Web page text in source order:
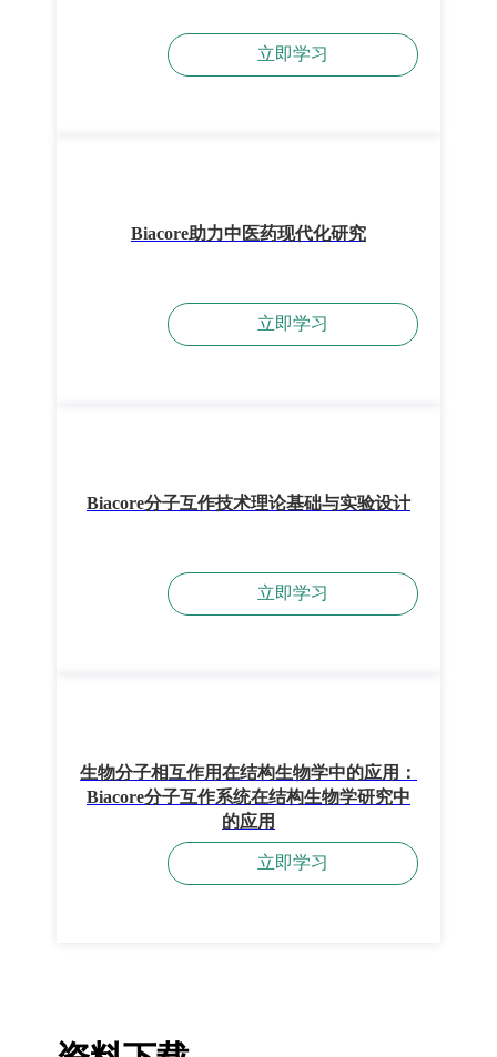
立即学习
Biacore助力中医药现代化研究
立即学习
Biacore分子互作技术理论基础与实验设计
立即学习
生物分子相互作用在结构生物学中的应用：
Biacore分子互作系统在结构生物学研究中
的应用
立即学习